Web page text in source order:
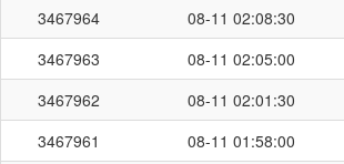
3467964
08-11 02:08:30
3467963
08-11 02:05:00
3467962
08-11 02:01:30
3467961
08-11 01:58:00